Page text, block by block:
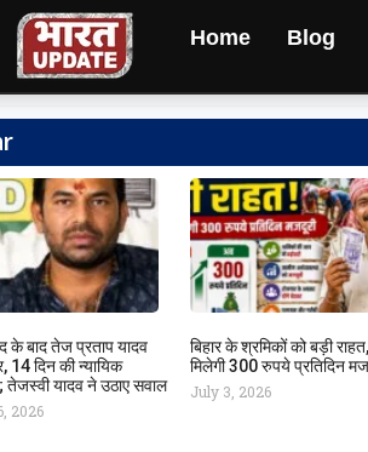
Home Blog
के बाद तेज प्रताप यादव
14 दिन की न्यायिक
तेजस्वी यादव ने उठाए सवाल
2026
बिहार के श्रमिकों को बड़ी
मिलेगी 300 रुपये प्रतिदिन
July 3, 2026